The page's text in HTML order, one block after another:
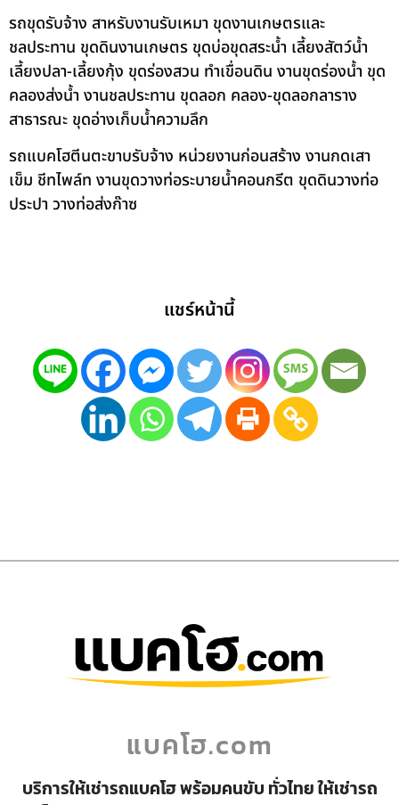
รถขุดรับจ้าง สาหรับงานรับเหมา ขุดงานเกษตรและ
ชลประทาน ขุดดินงานเกษตร ขุดบ่อขุดสระน้ำ เลี้ยงสัตว์น้ำ
เลี้ยงปลา-เลี้ยงกุ้ง ขุดร่องสวน ทำเขื่อนดิน งานขุดร่องน้ำ ขุด
คลองส่งน้ำ งานชลประทาน ขุดลอก คลอง-ขุดลอกลาราง
สาธารณะ ขุดอ่างเก็บน้ำความลึก
รถแบคโฮตีนตะขาบรับจ้าง หน่วยงานก่อนสร้าง งานกดเสา
เข็ม ชีทไพล์ท งานขุดวางท่อระบายน้ำคอนกรีต ขุดดินวางท่อ
ประปา วางท่อส่งก๊าซ
แชร์หน้านี้
แบคโฮ.com
บริการให้เช่ารถแบคโฮ พร้อมคนขับ ทั่วไทย ให้เช่ารถ